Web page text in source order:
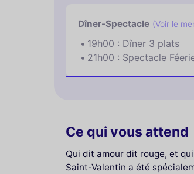
Dîner-Spectacle (Voir le
19h00 : Dîner 3 plats
21h00 : Spectacle
Ce qui vous attend
Qui dit amour dit rouge, et
Saint-Valentin a été